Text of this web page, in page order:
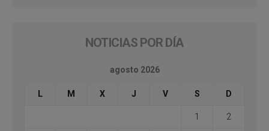
NOTICIAS POR DÍA
agosto 2026
L M X J V S D
1 2